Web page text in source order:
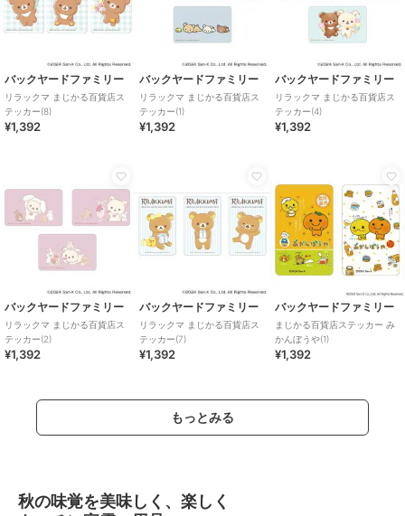
バックヤードファミリー
リラックマ まじかる百貨店ス
テッカー(8)
¥1,392
バックヤードファミリー
リラックマ まじかる百貨店ス
テッカー(1)
¥1,392
バックヤードファミリー
リラックマ まじかる百貨店ス
テッカー(4)
¥1,392
バックヤードファミリー
リラックマ まじかる百貨店ス
テッカー(2)
¥1,392
バックヤードファミリー
リラックマ まじかる百貨店ス
テッカー(7)
¥1,392
バックヤードファミリー
まじかる百貨店ステッカー み
かんぼうや(1)
¥1,392
もっとみる
秋の味覚を美味しく、楽しく